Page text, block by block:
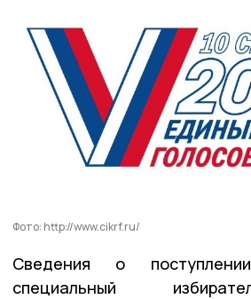
Фото: http://www.cikrf.ru/
Сведения о
специальный